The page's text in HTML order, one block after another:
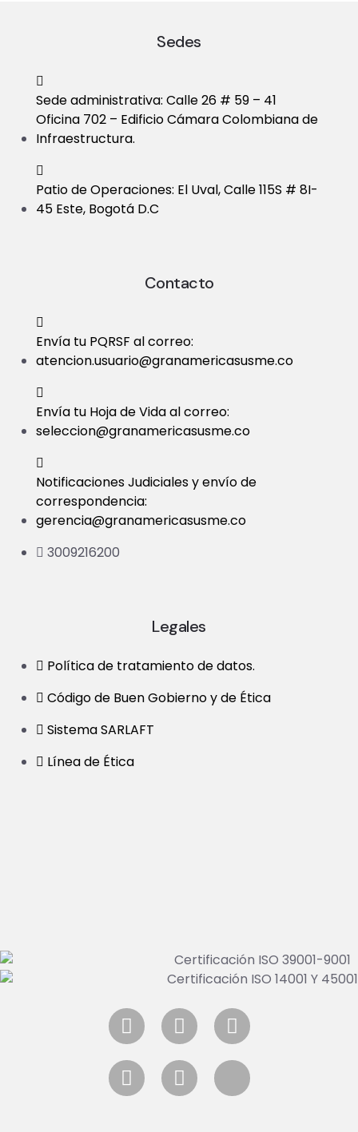
Sedes
Sede administrativa: Calle 26 # 59 – 41
Oficina 702 – Edificio Cámara Colombiana de
Infraestructura.
Patio de Operaciones: El Uval, Calle 115S # 8I-
45 Este, Bogotá D.C
Contacto
Envía tu PQRSF al correo:
atencion.usuario@granamericasusme.co
Envía tu Hoja de Vida al correo:
seleccion@granamericasusme.co
Notificaciones Judiciales y envío de
correspondencia:
gerencia@granamericasusme.co
3009216200
Legales
Política de tratamiento de datos.
Código de Buen Gobierno y de Ética
Sistema SARLAFT
Línea de Ética